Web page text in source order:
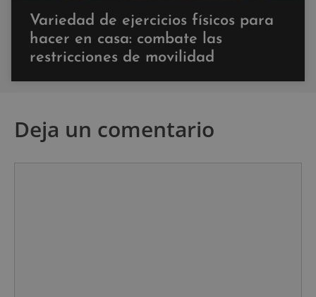
Variedad de ejercicios físicos para
hacer en casa: combate las
restricciones de movilidad
Deja un comentario